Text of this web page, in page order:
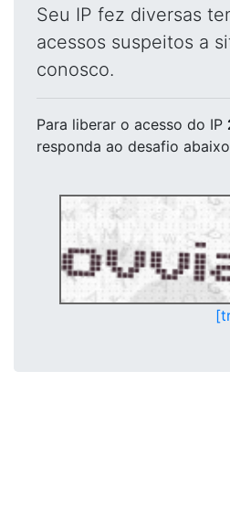
Seu IP fez diversas
acessos suspeitos a
conosco.
Para liberar o acesso do IP
responda ao desafio